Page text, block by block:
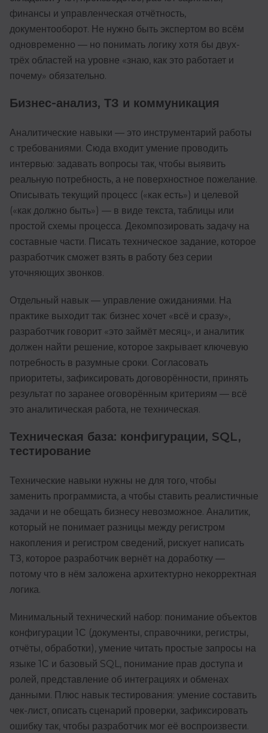
финансы и управленческая отчётность,
документооборот. Не нужно быть экспертом во всём
одновременно — но понимать логику хотя бы двух-
трёх областей на уровне «знаю, как это работает и
почему» обязательно.
Бизнес-анализ, ТЗ и коммуникация
Аналитические навыки — это инструментарий работы
с требованиями. Сюда входит умение проводить
интервью: задавать вопросы так, чтобы выявить
реальную потребность, а не поверхностное пожелание.
Описывать текущий процесс («как есть») и целевой
(«как должно быть») — в виде текста, таблицы или
простой схемы процесса. Декомпозировать задачу на
составные части. Писать техническое задание, которое
разработчик сможет взять в работу без серии
уточняющих звонков.
Отдельный навык — управление ожиданиями. На
практике выходит так: бизнес хочет «всё и сразу»,
разработчик говорит «это займёт месяц», и аналитик
должен найти решение, которое закрывает ключевую
потребность в разумные сроки. Согласовать
приоритеты, зафиксировать договорённости, принять
результат по заранее оговорённым критериям — всё
это аналитическая работа, не техническая.
Техническая база: конфигурации, SQL,
тестирование
Технические навыки нужны не для того, чтобы
заменить программиста, а чтобы ставить реалистичные
задачи и не обещать бизнесу невозможное. Аналитик,
который не понимает разницы между регистром
накопления и регистром сведений, рискует написать
ТЗ, которое разработчик вернёт на доработку —
потому что в нём заложена архитектурно некорректная
логика.
Минимальный технический набор: понимание объектов
конфигурации 1С (документы, справочники, регистры,
отчёты, обработки), умение читать простые запросы на
языке 1С и базовый SQL, понимание прав доступа и
ролей, представление об интеграциях и обменах
данными. Плюс навык тестирования: умение составить
чек-лист, описать сценарий проверки, зафиксировать
ошибку так, чтобы разработчик мог её воспроизвести.